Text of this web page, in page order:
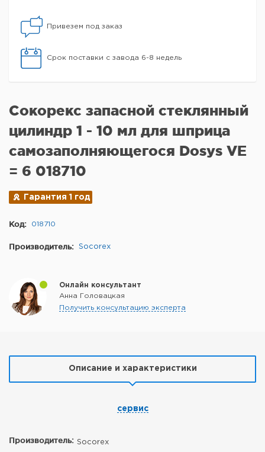
Привезем под заказ
Срок поставки с завода 6-8 недель
Сокорекс запасной стеклянный
цилиндр 1 - 10 мл для шприца
самозаполняющегося Dosys VE
= 6 018710
Гарантия 1 год
Код: 018710
Производитель: Socorex
Онлайн консультант
Анна Головацкая
Получить консультацию эксперта
Описание и характеристики
сервис
Производитель: Socorex